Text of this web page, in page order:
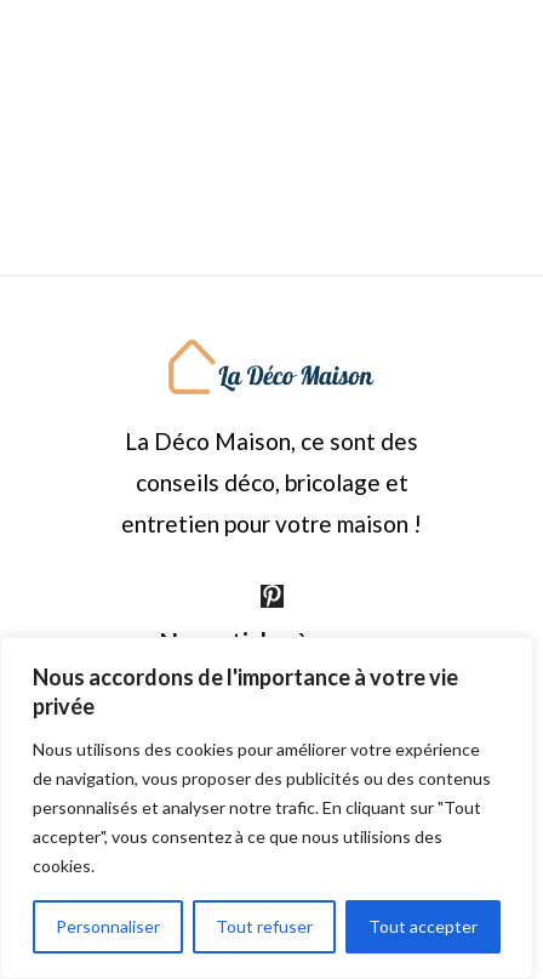
Nous accordons de l'importance à votre vie
privée
Nous utilisons des cookies pour améliorer votre expérience
de navigation, vous proposer des publicités ou des contenus
personnalisés et analyser notre trafic. En cliquant sur "Tout
accepter", vous consentez à ce que nous utilisions des
cookies.
Personnaliser Tout refuser Tout accepter
La Déco Maison, ce sont des
conseils déco, bricolage et
entretien pour votre maison !
Nos articles à ne pas
manquer
Sha Chi
Tooplans
alexandre reant piege a
Canapé convertible
convertible center